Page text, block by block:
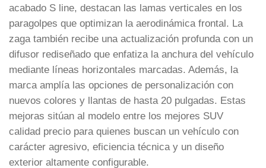
acabado S line, destacan las lamas verticales en los
paragolpes que optimizan la aerodinámica frontal. La
zaga también recibe una actualización profunda con un
difusor rediseñado que enfatiza la anchura del vehículo
mediante líneas horizontales marcadas. Además, la
marca amplía las opciones de personalización con
nuevos colores y llantas de hasta 20 pulgadas. Estas
mejoras sitúan al modelo entre los mejores SUV
calidad precio para quienes buscan un vehículo con
carácter agresivo, eficiencia técnica y un diseño
exterior altamente configurable.